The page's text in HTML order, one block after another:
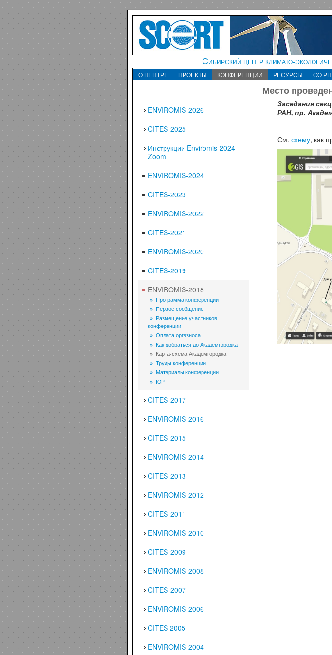
Сибирский центр климато-
О ЦЕНТРЕ ПРОЕКТЫ КОНФЕРЕНЦИИ РЕСУРСЫ СО
Место
ENVIROMIS-2026
CITES-2025
Инструкции Enviromis-2024
Zoom
ENVIROMIS-2024
CITES-2023
ENVIROMIS-2022
CITES-2021
ENVIROMIS-2020
CITES-2019
ENVIROMIS-2018
Программа конференции
Первое сообщение
Размещение участников
конференции
Оплата оргвзноса
Как добраться до Академгородка
Карта-схема Академгородка
Труды конференции
Материалы конференции
IOP
CITES-2017
ENVIROMIS-2016
CITES-2015
ENVIROMIS-2014
CITES-2013
ENVIROMIS-2012
CITES-2011
ENVIROMIS-2010
CITES-2009
ENVIROMIS-2008
CITES-2007
ENVIROMIS-2006
CITES 2005
ENVIROMIS-2004
Заседания
РАН, пр.
См. схему, как